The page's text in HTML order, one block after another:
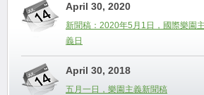
April 30, 2020
新聞稿：2020年5月1日，國際樂園主
義日
April 30, 2018
五月一日，樂園主義新聞稿